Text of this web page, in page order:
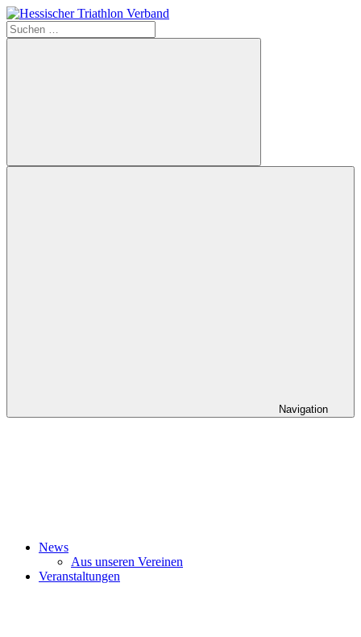
Zum
Inhalt
springen
Hessischer
Suchen
nach:
Suchen
Navigation
News
Aus unseren Vereinen
Veranstaltungen